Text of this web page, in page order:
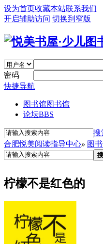
设为首页收藏本站联系我们
开启辅助访问 切换到窄版
密码
快捷导航
图书馆图书馆
论坛BBS
搜
合肥悦美阅读指导中心» 图
柠檬不是红色的